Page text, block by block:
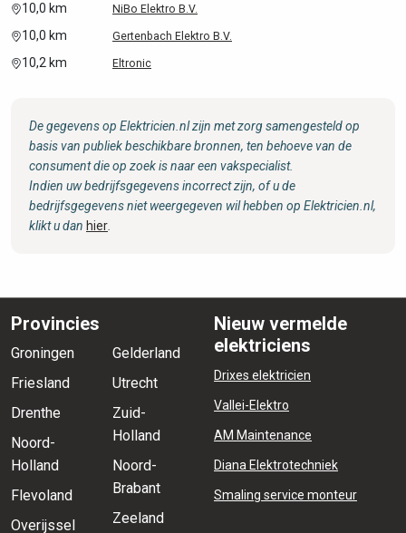
10,0 km NiBo Elektro B.V.
10,0 km Gertenbach Elektro B.V.
10,2 km Eltronic
De gegevens op Elektricien.nl zijn met zorg samengesteld op
basis van publiek beschikbare bronnen, ten behoeve van de
consument die op zoek is naar een vakspecialist.
Indien uw bedrijfsgegevens incorrect zijn, of u de
bedrijfsgegevens niet weergegeven wil hebben op Elektricien.nl,
klikt u dan hier.
Provincies
Groningen
Friesland
Drenthe
Noord-
Holland
Flevoland
Overijssel
Gelderland
Utrecht
Zuid-
Holland
Noord-
Brabant
Zeeland
Nieuw vermelde
elektriciens
Drixes elektricien
Vallei-Elektro
AM Maintenance
Diana Elektrotechniek
Smaling service monteur